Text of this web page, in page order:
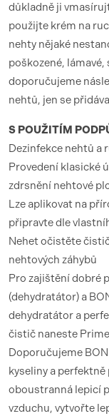
důkladně ji
použijte krém na
nehty nějaké
poškozené,
doporučujeme
nehtů, jen se
S POUŽITÍM
Dezinfekce nehtů a
Provedení klasické
zdrsnění nehtové
Lze aplikovat na
připravte dle
Nehet očistěte
nehtových záhybů
Pro zajištění dobré
(dehydratátor) a
dehydratátor a
čistič naneste
Doporučujeme
kyseliny a
oboustranná lepicí
vzduchu, vytvořte